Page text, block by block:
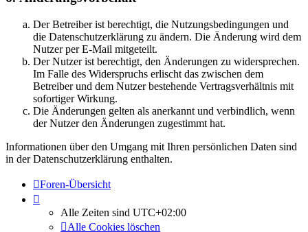
Der Betreiber ist berechtigt, die Nutzungsbedingungen und
die Datenschutzerklärung zu ändern. Die Änderung wird dem
Nutzer per E-Mail mitgeteilt.
Der Nutzer ist berechtigt, den Änderungen zu widersprechen.
Im Falle des Widerspruchs erlischt das zwischen dem
Betreiber und dem Nutzer bestehende Vertragsverhältnis mit
sofortiger Wirkung.
Die Änderungen gelten als anerkannt und verbindlich, wenn
der Nutzer den Änderungen zugestimmt hat.
Informationen über den Umgang mit Ihren persönlichen Daten sind
in der Datenschutzerklärung enthalten.
Foren-Übersicht
Alle Zeiten sind UTC+02:00
Alle Cookies löschen